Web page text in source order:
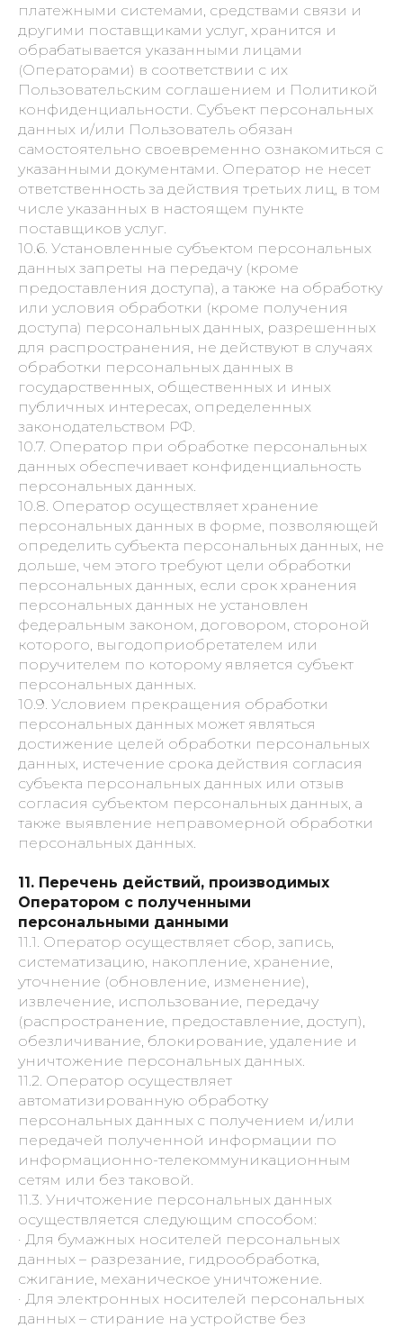
платежными системами, средствами связи и
другими поставщиками услуг, хранится и
обрабатывается указанными лицами
(Операторами) в соответствии с их
Пользовательским соглашением и Политикой
конфиденциальности. Субъект персональных
данных и/или Пользователь обязан
самостоятельно своевременно ознакомиться с
указанными документами. Оператор не несет
ответственность за действия третьих лиц, в том
числе указанных в настоящем пункте
поставщиков услуг.
10.6. Установленные субъектом персональных
данных запреты на передачу (кроме
предоставления доступа), а также на обработку
или условия обработки (кроме получения
доступа) персональных данных, разрешенных
для распространения, не действуют в случаях
обработки персональных данных в
государственных, общественных и иных
публичных интересах, определенных
законодательством РФ.
10.7. Оператор при обработке персональных
данных обеспечивает конфиденциальность
персональных данных.
10.8. Оператор осуществляет хранение
персональных данных в форме, позволяющей
определить субъекта персональных данных, не
дольше, чем этого требуют цели обработки
персональных данных, если срок хранения
персональных данных не установлен
федеральным законом, договором, стороной
которого, выгодоприобретателем или
поручителем по которому является субъект
персональных данных.
10.9. Условием прекращения обработки
персональных данных может являться
достижение целей обработки персональных
данных, истечение срока действия согласия
субъекта персональных данных или отзыв
согласия субъектом персональных данных, а
также выявление неправомерной обработки
персональных данных.
11. Перечень действий, производимых
Оператором с полученными
персональными данными
11.1. Оператор осуществляет сбор, запись,
систематизацию, накопление, хранение,
уточнение (обновление, изменение),
извлечение, использование, передачу
(распространение, предоставление, доступ),
обезличивание, блокирование, удаление и
уничтожение персональных данных.
11.2. Оператор осуществляет
автоматизированную обработку
персональных данных с получением и/или
передачей полученной информации по
информационно-телекоммуникационным
сетям или без таковой.
11.3. Уничтожение персональных данных
осуществляется следующим способом:
· Для бумажных носителей персональных
данных – разрезание, гидрообработка,
сжигание, механическое уничтожение.
· Для электронных носителей персональных
данных – стирание на устройстве без